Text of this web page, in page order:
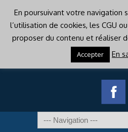
En poursuivant votre navigation
l’utilisation de cookies, les CGU
proposer du contenu et réaliser
Accepter En